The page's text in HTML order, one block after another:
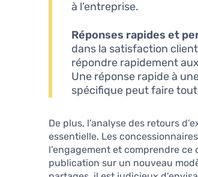
à l’entreprise.
Réponses rapides et
dans la satisfaction
répondre rapidement
Une réponse rapide à
spécifique peut faire
De plus, l’analyse des retours
essentielle. Les
l’engagement et comprendre
publication sur un nouveau